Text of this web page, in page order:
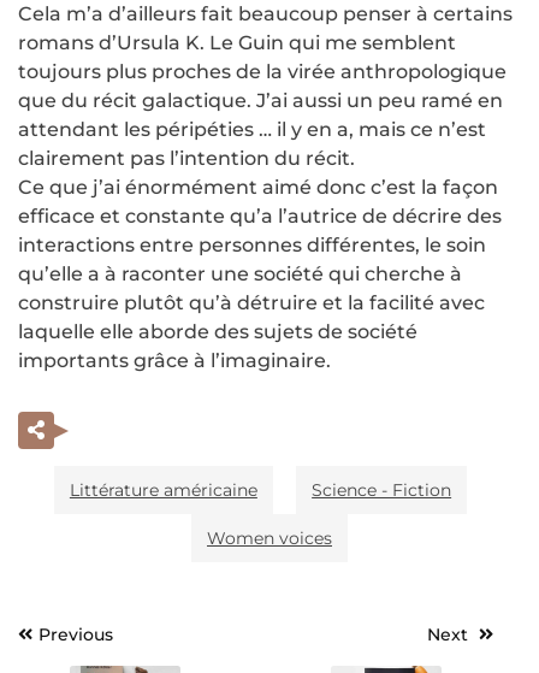
Cela m’a d’ailleurs fait beaucoup penser à certains
romans d’Ursula K. Le Guin qui me semblent
toujours plus proches de la virée anthropologique
que du récit galactique. J’ai aussi un peu ramé en
attendant les péripéties … il y en a, mais ce n’est
clairement pas l’intention du récit.
Ce que j’ai énormément aimé donc c’est la façon
efficace et constante qu’a l’autrice de décrire des
interactions entre personnes différentes, le soin
qu’elle a à raconter une société qui cherche à
construire plutôt qu’à détruire et la facilité avec
laquelle elle aborde des sujets de société
importants grâce à l’imaginaire.
Littérature américaine Science - Fiction
Women voices
Navigation
Previous Next